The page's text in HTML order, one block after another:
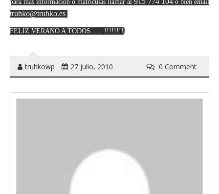
para mas informacion o matriculas llamar al o bien email
truhko@truhko.es
FELIZ VERANO A TODOS……!!!!!!!!!
truhkowp 27 julio, 2010 0 Comment